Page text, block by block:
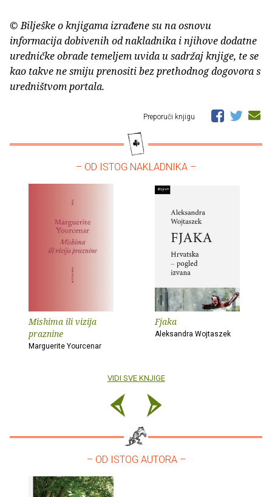
© Bilješke o knjigama izrađene su na osnovu
informacija dobivenih od nakladnika i njihove dodatne
uredničke obrade temeljem uvida u sadržaj knjige, te se
kao takve ne smiju prenositi bez prethodnog dogovora s
uredništvom portala.
Preporuči knjigu
– OD ISTOG NAKLADNIKA –
Mishima ili vizija
praznine
Marguerite Yourcenar
Fjaka
Aleksandra Wojtaszek
VIDI SVE KNJIGE
– OD ISTOG AUTORA –